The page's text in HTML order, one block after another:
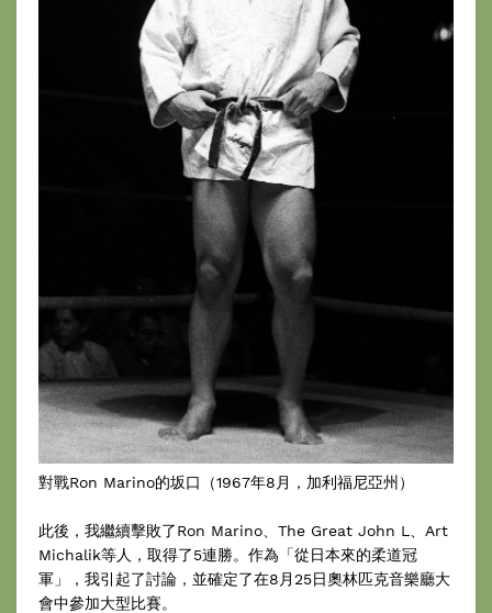
對戰Ron Marino的坂口（1967年8月，加利福尼亞州）
此後，我繼續擊敗了Ron Marino、The Great John L、Art
Michalik等人，取得了5連勝。作為「從日本來的柔道冠
軍」，我引起了討論，並確定了在8月25日奧林匹克音樂廳大
會中參加大型比賽。